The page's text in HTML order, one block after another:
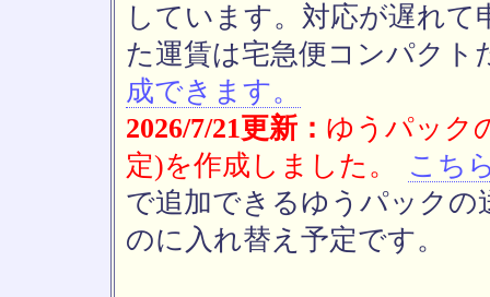
しています。対応が遅れ
た運賃は宅急便コンパクト
成できます。
2026/7/21更新： ゆうパック
定)を作成しました。
こち
で追加できるゆうパックの
のに入れ替え予定です。